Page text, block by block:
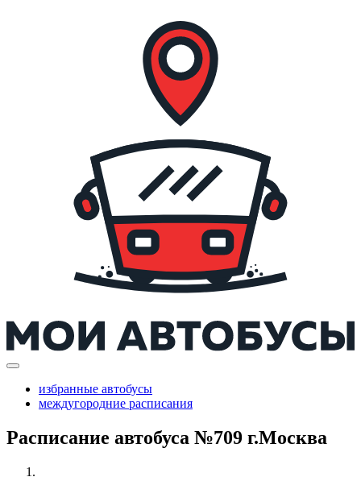
избранные автобусы
междугородние расписания
Расписание автобуса №709 г.Москва